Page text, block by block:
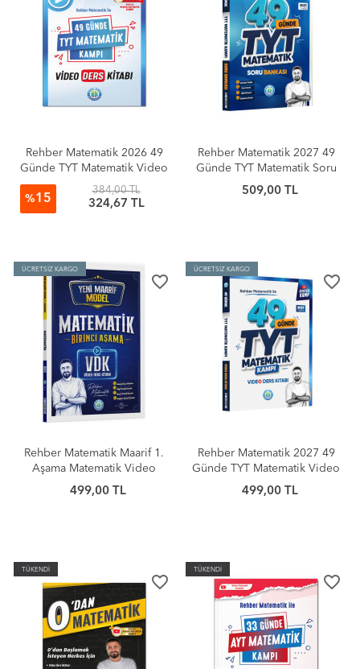
Rehber Matematik 2026 49
Günde TYT Matematik Video
Ders Kitabı
%15
384,00 TL
324,67 TL
Rehber Matematik 2027 49
Günde TYT Matematik Soru
Bankası
509,00 TL
ÜCRETSİZ KARGO
favorite_border
Rehber Matematik Maarif 1.
Aşama Matematik Video
Ders Kitabı
499,00 TL
ÜCRETSİZ KARGO
favorite_border
Rehber Matematik 2027 49
Günde TYT Matematik Video
Ders Kitabı
499,00 TL
TÜKENDİ
favorite_border
TÜKENDİ
favorite_border